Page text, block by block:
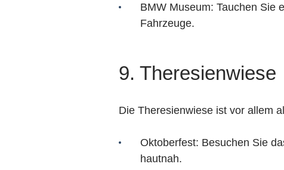
BMW Museum: Tauchen Sie
Fahrzeuge.
9. Theresienwiese
Die Theresienwiese ist vor allem
Oktoberfest: Besuchen Sie
hautnah.